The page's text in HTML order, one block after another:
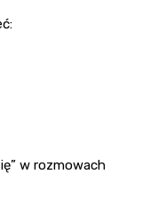
w rozmowach